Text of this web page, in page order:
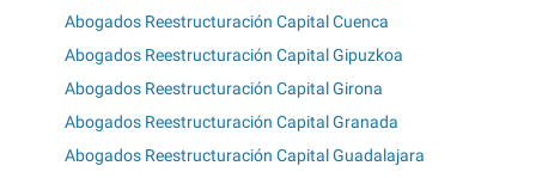
Abogados Reestructuración Capital Cuenca
Abogados Reestructuración Capital Gipuzkoa
Abogados Reestructuración Capital Girona
Abogados Reestructuración Capital Granada
Abogados Reestructuración Capital Guadalajara